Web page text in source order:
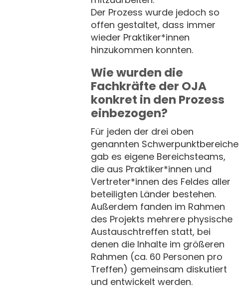
Der Prozess wurde jedoch so
offen gestaltet, dass immer
wieder Praktiker*innen
hinzukommen konnten.
Wie wurden die
Fachkräfte der OJA
konkret in den Prozess
einbezogen?
Für jeden der drei oben
genannten Schwerpunktbereiche
gab es eigene Bereichsteams,
die aus Praktiker*innen und
Vertreter*innen des Feldes aller
beteiligten Länder bestehen.
Außerdem fanden im Rahmen
des Projekts mehrere physische
Austauschtreffen statt, bei
denen die Inhalte im größeren
Rahmen (ca. 60 Personen pro
Treffen) gemeinsam diskutiert
und entwickelt werden.